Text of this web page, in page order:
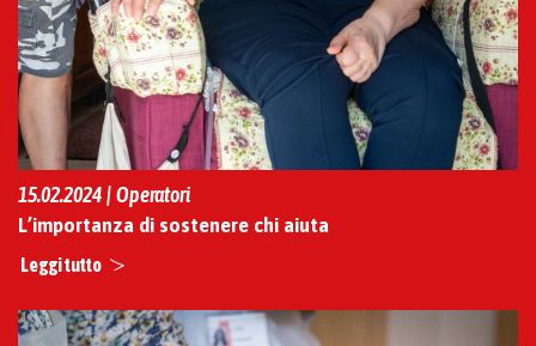
15.02.2024 | Operatori
L’importanza di sostenere chi aiuta
Leggi tutto